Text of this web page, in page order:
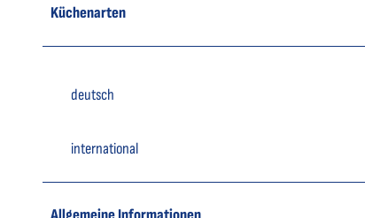
Küchenarten
deutsch
international